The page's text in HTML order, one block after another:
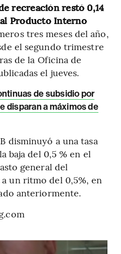
recreación restó 0,14
Producto Interno
tres meses del año,
el segundo trimestre
de la Oficina de
el jueves.
de subsidio por
disparan a máximos de
disminuyó a una tasa
baja del 0,5 % en el
general del
un ritmo del 0,5%, en
anteriormente.